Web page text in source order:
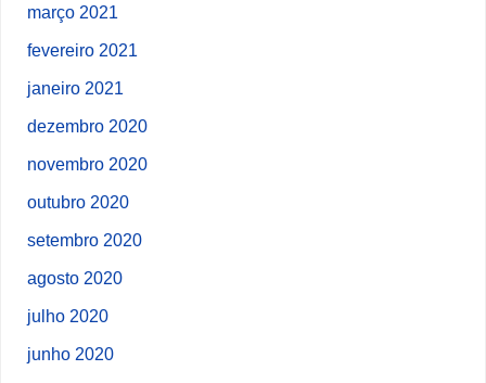
março 2021
fevereiro 2021
janeiro 2021
dezembro 2020
novembro 2020
outubro 2020
setembro 2020
agosto 2020
julho 2020
junho 2020